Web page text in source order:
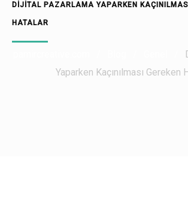
DİJİTAL PAZARLAMA YAPARKEN
HATALAR
Yaparken Kaçınılması Gereken